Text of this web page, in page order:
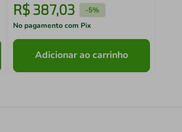
R$ 387,03 -5%
No pagamento com Pix
Adicionar ao carrinho